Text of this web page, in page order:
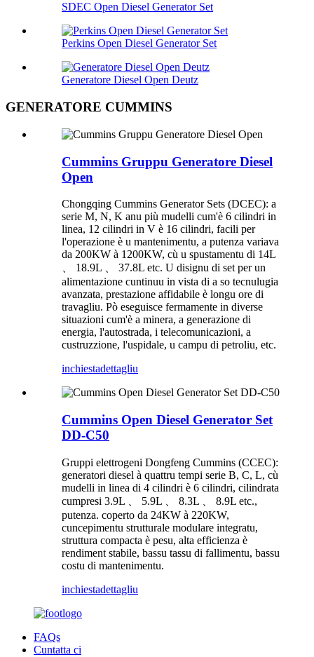
SDEC Open Diesel Generator Set
Perkins Open Diesel Generator Set
Generatore Diesel Open Deutz
GENERATORE CUMMINS
Cummins Gruppu Generatore Diesel
Open
Chongqing Cummins Generator Sets (DCEC): a
serie M, N, K anu più mudelli cum'è 6 cilindri in
linea, 12 cilindri in V è 16 cilindri, facili per
l'operazione è u mantenimentu, a putenza variava
da 200KW à 1200KW, cù u spustamentu di 14L
、 18.9L 、 37.8L etc. U disignu di set per un
alimentazione cuntinuu in vista di a so tecnulugia
avanzata, prestazione affidabile è longu ore di
travagliu. Pò eseguisce fermamente in diverse
situazioni cum'è a minera, a generazione di
energia, l'autostrada, i telecomunicazioni, a
custruzzione, l'uspidale, u campu di petroliu, etc.
inchiestadettagliu
Cummins Open Diesel Generator Set
DD-C50
Gruppi elettrogeni Dongfeng Cummins (CCEC):
generatori diesel à quattru tempi serie B, C, L, cù
mudelli in linea di 4 cilindri è 6 cilindri, cilindrata
cumpresi 3.9L 、 5.9L 、 8.3L 、 8.9L etc.,
putenza. coperto da 24KW à 220KW,
cuncepimentu strutturale modulare integratu,
struttura compacta è pesu, alta efficienza è
rendiment stabile, bassu tassu di fallimentu, bassu
costu di mantenimentu.
inchiestadettagliu
FAQs
Cuntatta ci